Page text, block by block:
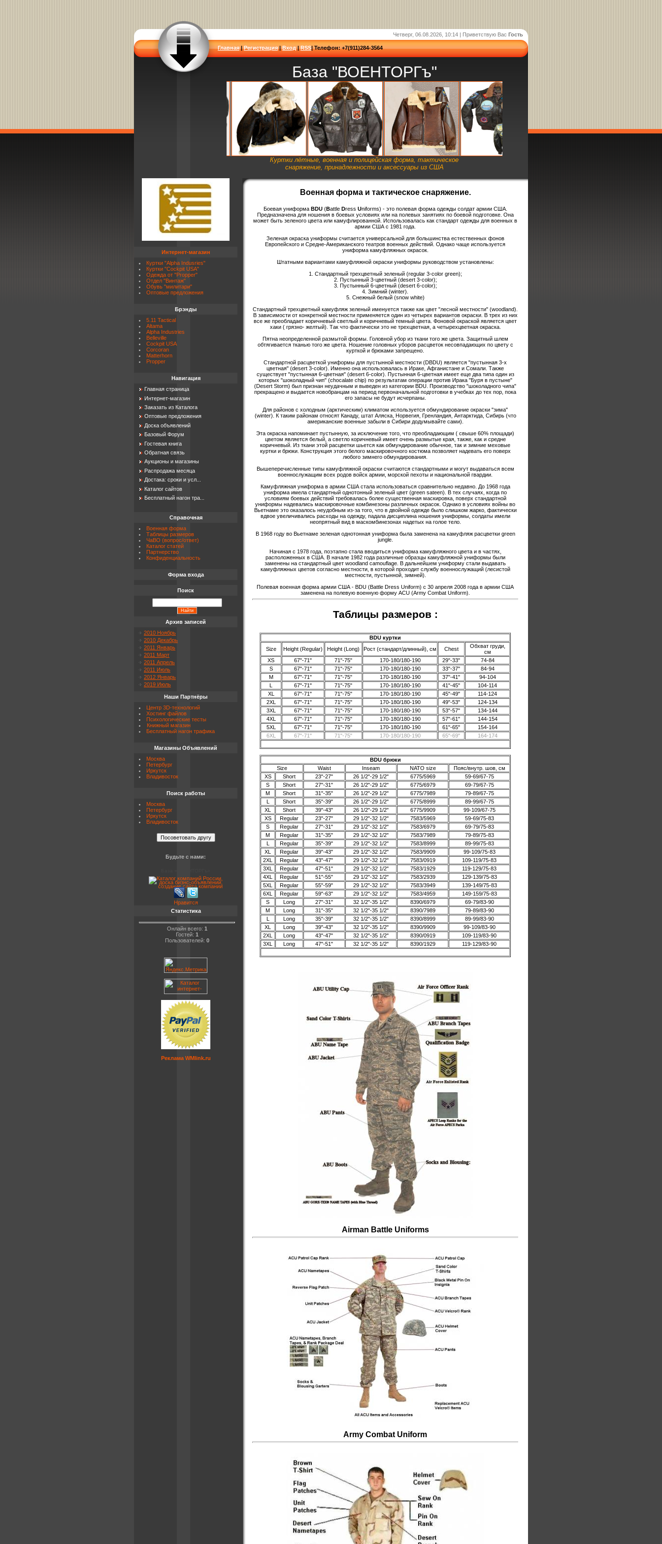
Четверг, 06.08.2026, 10:14 | Приветствую Вас Гость
Главная|Регистрация|Вход|RSS| Телефон: +7(911)284-3564
База "ВОЕНТОРГъ"
Куртки лётные, военная и полицейская форма, тактическое
снаряжение, принадлежности и аксессуары из США
Военная форма и тактическое снаряжение.
Боевая униформа BDU(Battle Dress Uniforms) - это полевая форма одежды солдат армии США.
Предназначена для ношения в боевых условиях или на полевых занятиях по боевой подготовке. Она
может быть зеленого цвета или камуфлированной. Использовалась как стандарт одежды для военных в
армии США с 1981 года.
Зеленая окраска униформы считается универсальной для большинства естественных фонов
Европейского и Средне-Американского театров военных действий. Однако чаще используется
униформа камуфляжных окрасок.
Штатными вариантами камуфляжной окраски униформы руководством установлены:
1. Стандартный трехцветный зеленый (regular 3-color green);
2. Пустынный 3-цветный (desert 3-color);
3. Пустынный 6-цветный (desert 6-color);
4. Зимний (winter).
5. Снежный белый (snow white)
Стандартный трехцветный камуфляж зеленый именуется также как цвет "лесной местности" (woodland).
В зависимости от конкретной местности применяется один из четырех вариантов окраски. В трех из них
все же преобладает коричневый светлый и коричневый темный цвета. Фоновой окраской является цвет
хаки ( грязно- желтый). Так что фактически это не трехцветная, а четырехцветная окраска.
Пятна неопределенной размытой формы. Головной убор из ткани того же цвета. Защитный шлем
обтягивается тканью того же цвета. Ношение головных уборов расцветок несовпадающих по цвету с
курткой и брюками запрещено.
Стандартной расцветкой униформы для пустынной местности (DBDU) является "пустынная 3-х
цветная" (desert 3-color). Именно она использовалась в Ираке, Афганистане и Сомали. Также
существует "пустынная 6-цветная" (desert 6-color). Пустынная 6-цветная имеет еще два типа один из
которых "шоколадный чип" (chocalate chip) по результатам операции против Ирака "Буря в пустыне"
(Desert Storm) был признан неудачным и выведен из категории BDU. Производство "шоколадного чипа"
прекращено и выдается новобранцам на период первоначальной подготовки в учебках до тех пор, пока
его запасы не будут исчерпаны.
Для районов с холодным (арктическим) климатом используется обмундирование окраски "зима"
(winter). К таким районам относят Канаду, штат Аляска, Норвегия, Гренландия, Антарктида, Сибирь (что
американские военные забыли в Сибири додумывайте сами).
Эта окраска напоминает пустынную, за исключение того, что преобладающим ( свыше 60% площади)
цветом является белый, а светло коричневый имеет очень размытые края, также, как и средне
коричневый. Из ткани этой расцветки шьется как обмундирование обычное, так и зимние меховые
куртки и брюки. Конструкция этого белого маскировочного костюма позволяет надевать его поверх
любого зимнего обмундирования.
Вышеперечисленные типы камуфляжной окраски считаются стандартными и могут выдаваться всем
военнослужащим всех родов войск армии, морской пехоты и национальной гвардии.
Камуфляжная униформа в армии США стала использоваться сравнительно недавно. До 1968 года
униформа имела стандартный однотонный зеленый цвет (green sateen). В тех случаях, когда по
условиям боевых действий требовалась более существенная маскировка, поверх стандартной
униформы надевались маскировочные комбинезоны различных окрасок. Однако в условиях войны во
Вьетнаме это оказалось неудобным из-за того, что в двойной одежде было слишком жарко, фактически
вдвое увеличивались расходы на одежду, падала дисциплина ношения униформы, солдаты имели
неопрятный вид в маскомбинезонах надетых на голое тело.
В 1968 году во Вьетнаме зеленая однотонная униформа была заменена на камуфляж расцветки green
jungle.
Начиная с 1978 года, поэтапно стала вводиться униформа камуфляжного цвета и в частях,
расположенных в США. В начале 1982 года различные образцы камуфляжной униформы были
заменены на стандартный цвет woodland camouflage. В дальнейшем униформу стали выдавать
камуфляжных цветов согласно местности, в которой проходит службу военнослужащий (лесистой
местности, пустынной, зимней).
Полевая военная форма армии США - BDU (Battle Dress Uniform) с 30 апреля 2008 года в армии США
заменена на полевую военную форму ACU (Army Combat Uniform).
Таблицы размеров :
BDU куртки
Size
Height (Regular) Height (Long) Рост (стандарт/длинный), см Chest
Обхват груди,
см
XS
67"-71" 71"-75" 170-180/180-190 29"-33"
74-84
S
67"-71" 71"-75" 170-180/180-190 33"-37"
84-94
M
67"-71" 71"-75" 170-180/180-190 37"-41"
94-104
L
67"-71" 71"-75" 170-180/180-190 41"-45"
104-114
XL
67"-71" 71"-75" 170-180/180-190 45"-49"
114-124
2XL
67"-71" 71"-75" 170-180/180-190 49"-53"
124-134
3XL
67"-71" 71"-75" 170-180/180-190 53"-57"
134-144
4XL
67"-71" 71"-75" 170-180/180-190 57"-61"
144-154
5XL
67"-71" 71"-75" 170-180/180-190 61"-65"
154-164
6XL
67"-71" 71"-75" 170-180/180-190 65"-69" 164-174
BDU брюки
Size
Waist Inseam NATO size
Пояс/внутр. шов, см
XS
Short 23"-27" 26 1/2"-29 1/2" 6775/5969
59-69/67-75
S
Short 27"-31" 26 1/2"-29 1/2" 6775/6979
69-79/67-75
M
Short 31"-35" 26 1/2"-29 1/2" 6775/7989
79-89/67-75
L
Short 35"-39" 26 1/2"-29 1/2" 6775/8999
89-99/67-75
XL
Short 39"-43" 26 1/2"-29 1/2" 6775/9909
99-109/67-75
XS
Regular 23"-27" 29 1/2"-32 1/2" 7583/5969
59-69/75-83
S
Regular 27"-31" 29 1/2"-32 1/2" 7583/6979
69-79/75-83
M
Regular 31"-35" 29 1/2"-32 1/2" 7583/7989
79-89/75-83
L
Regular 35"-39" 29 1/2"-32 1/2" 7583/8999
89-99/75-83
XL
Regular 39"-43" 29 1/2"-32 1/2" 7583/9909
99-109/75-83
2XL
Regular 43"-47" 29 1/2"-32 1/2" 7583/0919
109-119/75-83
3XL
Regular 47"-51" 29 1/2"-32 1/2" 7583/1929
119-129/75-83
4XL
Regular 51"-55" 29 1/2"-32 1/2" 7583/2939
129-139/75-83
5XL
Regular 55"-59" 29 1/2"-32 1/2" 7583/3949
139-149/75-83
6XL
Regular 59"-63" 29 1/2"-32 1/2" 7583/4959
149-159/75-83
S
Long 27"-31" 32 1/2"-35 1/2" 8390/6979
69-79/83-90
M
Long 31"-35" 32 1/2"-35 1/2" 8390/7989
79-89/83-90
L
Long 35"-39" 32 1/2"-35 1/2" 8390/8999
89-99/83-90
XL
Long 39"-43" 32 1/2"-35 1/2" 8390/9909
99-109/83-90
2XL
Long 43"-47" 32 1/2"-35 1/2" 8390/0919
109-119/83-90
3XL
Long 47"-51" 32 1/2"-35 1/2" 8390/1929 119-129/83-90
Airman Battle Uniforms
Army Combat Uniform
Интернет-магазин
Куртки "Alpha Indusries"
Куртки "Cockpit USA"
Одежда от "Propper"
Отдел "Винтаж"
Обувь "милитари"
Оптовые предложения
Брэнды
5.11 Tactical
Altama
Alpha Industries
Belleville
Cockpit USA
Corcoran
Matterhorn
Propper
Навигация
Главная страница
Интернет-магазин
Заказать из Каталога
Оптовые предложения
Доска объявлений
Базовый Форум
Гостевая книга
Обратная связь
Аукционы и магазины
Распродажа месяца
Достака: сроки и усл...
Каталог сайтов
Бесплатный нагон тра...
Справочная
Военная форма
Таблицы размеров
ЧаВО (вопрос/ответ)
Каталог статей
Партнерство
Конфиденциальность
Форма входа
Поиск
Архив записей
2010 Ноябрь
2010 Декабрь
2011 Январь
2011 Март
2011 Апрель
2011 Июль
2012 Январь
2019 Июль
Наши Партнёры
Центр 3D-технологий
Хостинг файлов
Психологические тесты
Книжный магазин
Бесплатный нагон трафика
Магазины Объявлений
Москва
Петербург
Иркутск
Владивосток
Поиск работы
Москва
Петербург
Иркутск
Владивосток
Будьте с нами:
Нравится
Статистика
Онлайн всего: 1
Гостей: 1
Пользователей: 0
Реклама WMlink.ru